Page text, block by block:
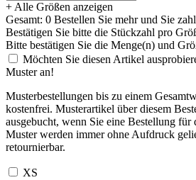
+ Alle Größen anzeigen
Gesamt: 0 Bestellen Sie mehr und Sie
Bestätigen Sie bitte die Stückzahl pro
Bitte bestätigen Sie die Menge(n) und
Möchten Sie diesen Artikel
Muster an!
Musterbestellungen bis zu einem
kostenfrei. Musterartikel über diesem
ausgebucht, wenn Sie eine Bestellung
Muster werden immer ohne Aufdruck
retournierbar.
XS